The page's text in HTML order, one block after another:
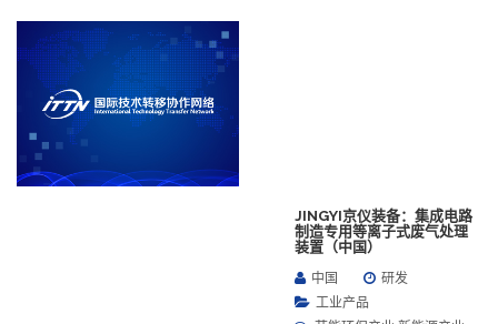
JINGYI京仪装备：集成电路
制造专用等离子式废气处理
装置（中国）
中国
研发
工业产品